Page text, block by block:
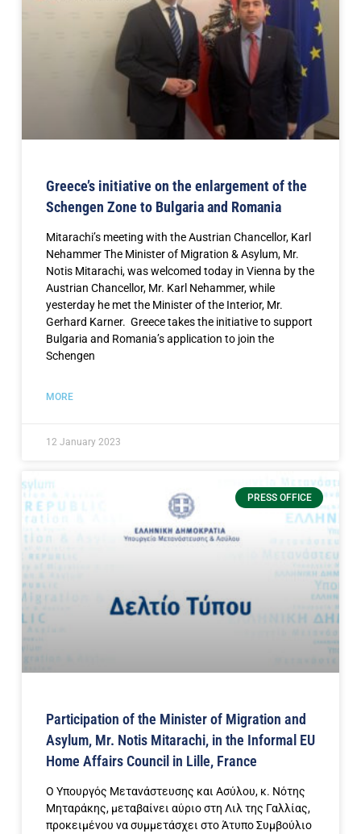
Greece’s initiative on the enlargement of the
Schengen Zone to Bulgaria and Romania
Mitarachi’s meeting with the Austrian Chancellor, Karl
Nehammer The Minister of Migration & Asylum, Mr.
Notis Mitarachi, was welcomed today in Vienna by the
Austrian Chancellor, Mr. Karl Nehammer, while
yesterday he met the Minister of the Interior, Mr.
Gerhard Karner. Greece takes the initiative to support
Bulgaria and Romania’s application to join the
Schengen
MORE
12 January 2023
PRESS OFFICE
Participation of the Minister of Migration and
Asylum, Mr. Notis Mitarachi, in the Informal EU
Home Affairs Council in Lille, France
O Υπουργός Μετανάστευσης και Ασύλου, κ. Νότης
Μηταράκης, μεταβαίνει αύριο στη Λιλ της Γαλλίας,
προκειμένου να συμμετάσχει στο Άτυπο Συμβούλιο